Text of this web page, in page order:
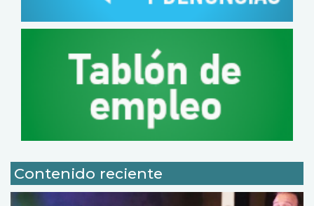
Contenido reciente